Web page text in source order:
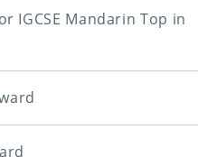
IGCSE Mandarin Top in